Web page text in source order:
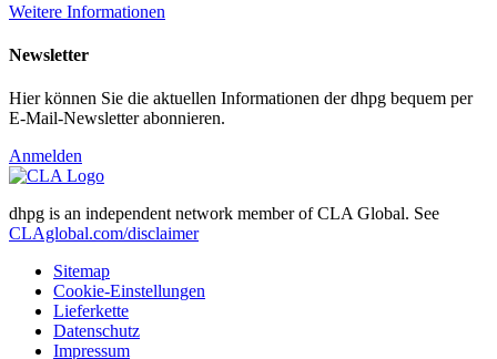
Weitere Informationen
Newsletter
Hier können Sie die aktuellen Informationen der dhpg bequem per
E-Mail-Newsletter abonnieren.
Anmelden
dhpg is an independent network member of CLA Global. See
CLAglobal.com/disclaimer
Sitemap
Cookie-Einstellungen
Lieferkette
Datenschutz
Impressum